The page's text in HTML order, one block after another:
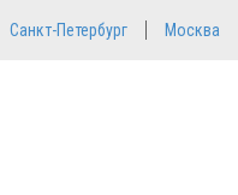
Санкт-Петербург Москва